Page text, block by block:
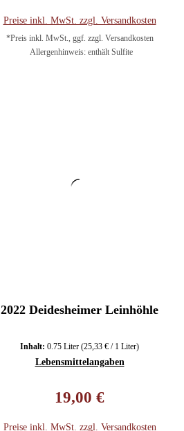
Preise inkl. MwSt. zzgl. Versandkosten
*Preis inkl. MwSt., ggf. zzgl. Versandkosten
Allergenhinweis: enthält Sulfite
2022 Deidesheimer Leinhöhle
Inhalt: 0.75 Liter (25,33 € / 1 Liter)
Lebensmittelangaben
19,00 €
Preise inkl. MwSt. zzgl. Versandkosten